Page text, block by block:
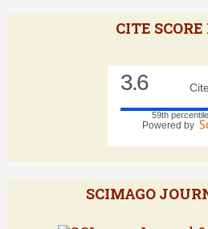
CITE
3.6
59th percentile
Powered by
SCIMAGO